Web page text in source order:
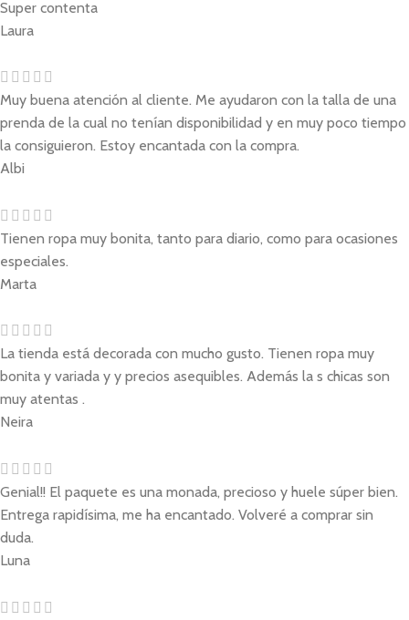
Super contenta
Laura
Muy buena atención al cliente. Me ayudaron con la talla de una
prenda de la cual no tenían disponibilidad y en muy poco tiempo
la consiguieron. Estoy encantada con la compra.
Albi
Tienen ropa muy bonita, tanto para diario, como para ocasiones
especiales.
Marta
La tienda está decorada con mucho gusto. Tienen ropa muy
bonita y variada y y precios asequibles. Además la s chicas son
muy atentas .
Neira
Genial!! El paquete es una monada, precioso y huele súper bien.
Entrega rapidísima, me ha encantado. Volveré a comprar sin
duda.
Luna